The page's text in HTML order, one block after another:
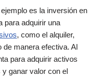
es la inversión en
para adquirir una
, como el alquiler,
de manera efectiva. Al
para adquirir activos
ganar valor con el